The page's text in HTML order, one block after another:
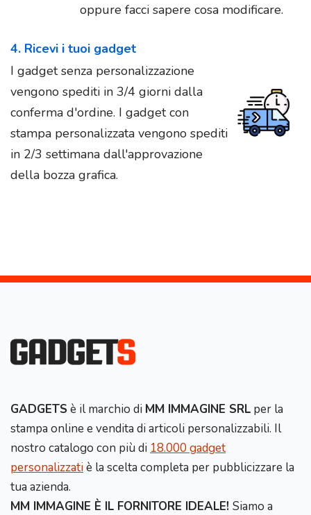
oppure facci sapere cosa modificare.
4. Ricevi i tuoi gadget
I gadget senza personalizzazione
vengono spediti in 3/4 giorni dalla
conferma d'ordine. I gadget con
stampa personalizzata vengono spediti
in 2/3 settimana dall'approvazione
della bozza grafica.
GADGETS è il marchio di MM IMMAGINE SRL per la
stampa online e vendita di articoli personalizzabili. Il
nostro catalogo con più di 18.000 gadget
personalizzatiè la scelta completa per pubblicizzare la
tua azienda.
MM IMMAGINE È IL FORNITORE IDEALE! Siamo a